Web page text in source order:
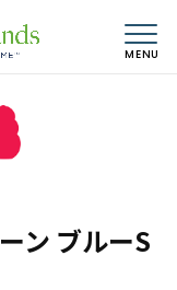
ン ブルーS